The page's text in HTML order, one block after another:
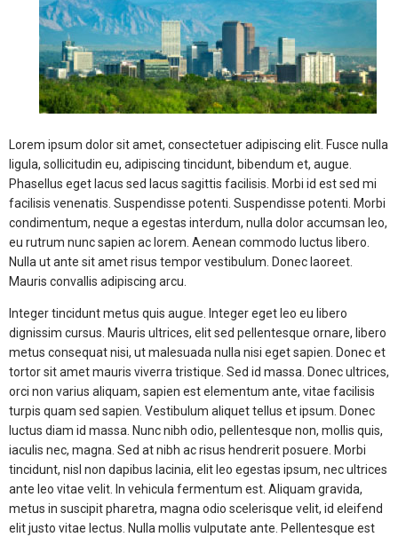
Lorem ipsum dolor sit amet, consectetuer adipiscing elit. Fusce nulla
ligula, sollicitudin eu, adipiscing tincidunt, bibendum et, augue.
Phasellus eget lacus sed lacus sagittis facilisis. Morbi id est sed mi
facilisis venenatis. Suspendisse potenti. Suspendisse potenti. Morbi
condimentum, neque a egestas interdum, nulla dolor accumsan leo,
eu rutrum nunc sapien ac lorem. Aenean commodo luctus libero.
Nulla ut ante sit amet risus tempor vestibulum. Donec laoreet.
Mauris convallis adipiscing arcu.
Integer tincidunt metus quis augue. Integer eget leo eu libero
dignissim cursus. Mauris ultrices, elit sed pellentesque ornare, libero
metus consequat nisi, ut malesuada nulla nisi eget sapien. Donec et
tortor sit amet mauris viverra tristique. Sed id massa. Donec ultrices,
orci non varius aliquam, sapien est elementum ante, vitae facilisis
turpis quam sed sapien. Vestibulum aliquet tellus et ipsum. Donec
luctus diam id massa. Nunc nibh odio, pellentesque non, mollis quis,
iaculis nec, magna. Sed at nibh ac risus hendrerit posuere. Morbi
tincidunt, nisl non dapibus lacinia, elit leo egestas ipsum, nec ultrices
ante leo vitae velit. In vehicula fermentum est. Aliquam gravida,
metus in suscipit pharetra, magna odio scelerisque velit, id eleifend
elit justo vitae lectus. Nulla mollis vulputate ante. Pellentesque est